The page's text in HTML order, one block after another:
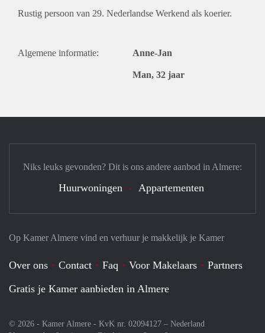
Rustig persoon van 29. Nederlandse Werkend als koerier.
Algemene informatie: Anne-Jan
Man, 32 jaar
Op Kamer Almere vind en verhuur je makkelijk je Kamer
Over ons Contact Faq Voor Makelaars
Partners
Gratis je Kamer aanbieden in Almere
© 2026 - Kamer Almere - KvK nr. 02094127 – Nederland
Niks leuks gevonden? Dit is ons andere aanbod in Almere:
Huurwoningen Appartementen